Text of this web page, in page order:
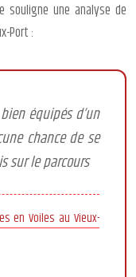
souligne une analyse de
Port :
équipés d’un
chance de se
sur le parcours
en Voiles au Vieux-